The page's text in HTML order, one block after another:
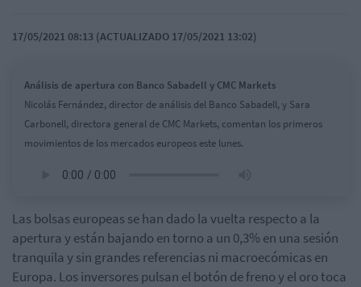
17/05/2021 08:13 (ACTUALIZADO 17/05/2021 13:02)
Análisis de apertura con Banco Sabadell y CMC Markets
Nicolás Fernández, director de análisis del Banco Sabadell, y Sara
Carbonell, directora general de CMC Markets, comentan los primeros
movimientos de los mercados europeos este lunes.
Las bolsas europeas se han dado la vuelta respecto a la
apertura y están bajando en torno a un 0,3% en una sesión
tranquila y sin grandes referencias ni macroecómicas en
Europa. Los inversores pulsan el botón de freno y el oro toca